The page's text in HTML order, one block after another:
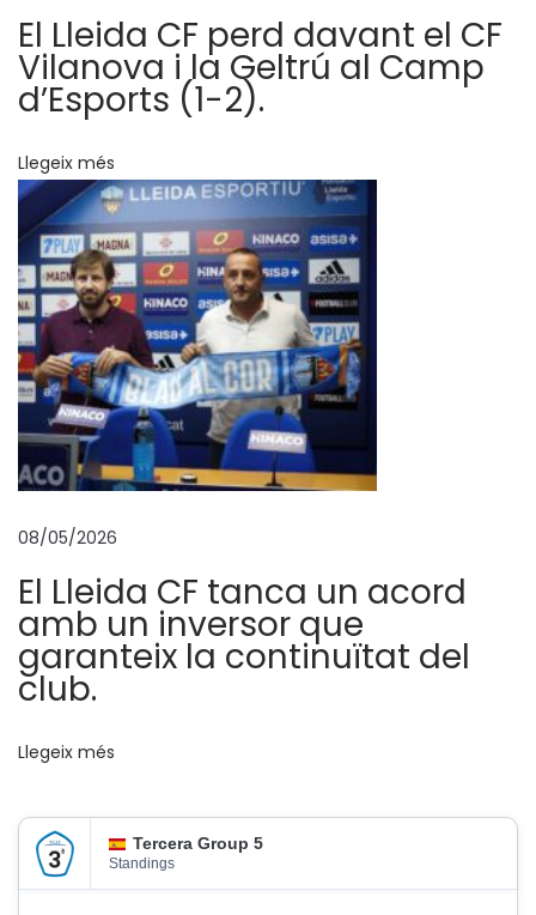
r
E
q
i
p
u
s
a
h
I
h
é
s
j
u
a
o
d
El Lleida CF perd davant el CF
Vilanova i la Geltrú al Camp
d’Esports (1-2).
Llegeix més
08/05/2026
El Lleida CF tanca un acord
amb un inversor que
garanteix la continuïtat del
club.
Llegeix més
Tercera Group 5
Standings